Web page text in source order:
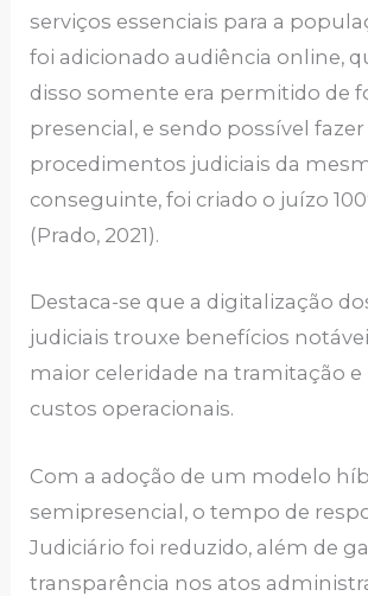
serviços essenciais para a
foi adicionado audiência online,
disso somente era permitido de
presencial, e sendo possível
procedimentos judiciais da
conseguinte, foi criado o juízo
(Prado, 2021).
Destaca-se que a digitalização
judiciais trouxe benefícios
maior celeridade na tramitação e
custos operacionais.
Com a adoção de um modelo
semipresencial, o tempo de
Judiciário foi reduzido, além de
transparência nos atos